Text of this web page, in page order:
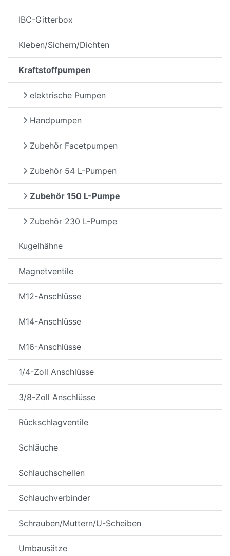
IBC-Gitterbox
Kleben/Sichern/Dichten
Kraftstoffpumpen
elektrische Pumpen
Handpumpen
Zubehör Facetpumpen
Zubehör 54 L-Pumpen
Zubehör 150 L-Pumpe
Zubehör 230 L-Pumpe
Kugelhähne
Magnetventile
M12-Anschlüsse
M14-Anschlüsse
M16-Anschlüsse
1/4-Zoll Anschlüsse
3/8-Zoll Anschlüsse
Rückschlagventile
Schläuche
Schlauchschellen
Schlauchverbinder
Schrauben/Muttern/U-Scheiben
Umbausätze